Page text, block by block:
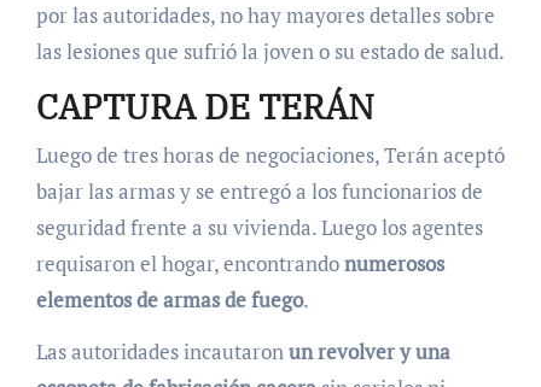
por las autoridades, no hay mayores detalles sobre
las lesiones que sufrió la joven o su estado de salud.
CAPTURA DE TERÁN
Luego de tres horas de negociaciones, Terán aceptó
bajar las armas y se entregó a los funcionarios de
seguridad frente a su vivienda. Luego los agentes
requisaron el hogar, encontrandonumerosos
elementos de armas de fuego.
Las autoridades incautaronun revolver y una